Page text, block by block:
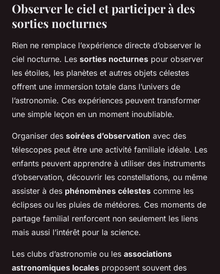
Observer le ciel et participer à des
sorties nocturnes
Rien ne remplace l’expérience directe d’observer le
ciel nocturne. Les sorties nocturnes pour observer
les étoiles, les planètes et autres objets célestes
offrent une immersion totale dans l’univers de
l’astronomie. Ces expériences peuvent transformer
une simple leçon en un moment inoubliable.
Organiser des soirées d’observation avec des
télescopes peut être une activité familiale idéale. Les
enfants peuvent apprendre à utiliser des instruments
d’observation, découvrir les constellations, ou même
assister à des phénomènes célestes comme les
éclipses ou les pluies de météores. Ces moments de
partage familial renforcent non seulement les liens
mais aussi l’intérêt pour la science.
Les clubs d’astronomie ou les associations
astronomiques locales proposent souvent des